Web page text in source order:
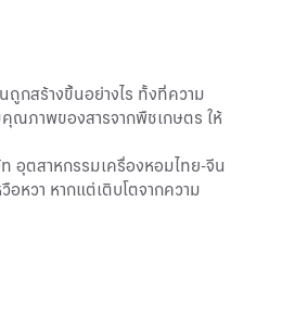
กสร้างขึ้นอย่างไร ทั้งที่ความ
ณภาพของสารจากพืชเกษตร ให้
อุตสาหกรรมเครื่องหอมไทย-จีน
อหวา หากแต่เติบโตจากความ